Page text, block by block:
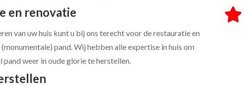
en renovatie
van uw huis kunt u bij ons terecht voor de restauratie en
pand. Wij hebben alle expertise in huis om
pand weer in oude glorie te herstellen.